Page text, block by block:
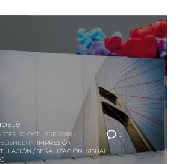
0
30 OCTUBRE 2018 /
IN IMPRESIÓN
/ SEÑALIZACIÓN,VISUAL